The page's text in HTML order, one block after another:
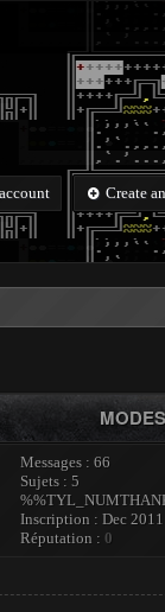
Create
Messages : 66
Sujets : 5
Inscription : Dec 2011
Réputation : 0